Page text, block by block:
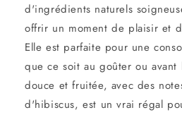
d'ingrédients naturels
offrir un moment de plaisir et
Elle est parfaite pour une
que ce soit au goûter ou avant
douce et fruitée, avec des
d'hibiscus, est un vrai régal